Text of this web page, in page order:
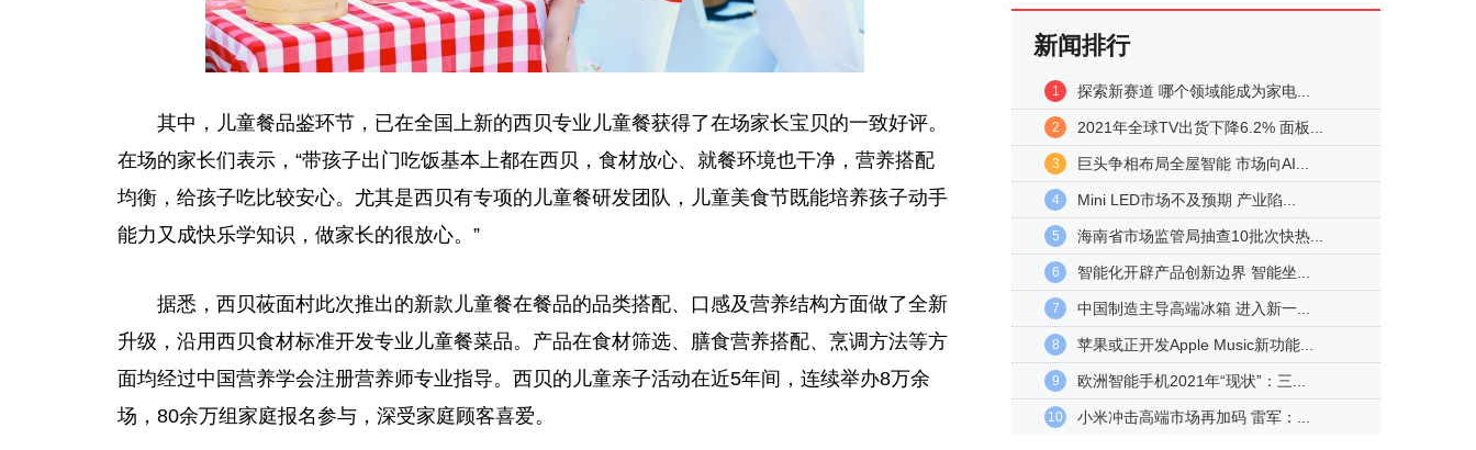
其中，儿童餐品鉴环节，已在全国上新的西贝专业儿童餐获得了在场家长宝贝的一致好评。
在场的家长们表示，“带孩子出门吃饭基本上都在西贝，食材放心、就餐环境也干净，营养搭配
均衡，给孩子吃比较安心。尤其是西贝有专项的儿童餐研发团队，儿童美食节既能培养孩子动手
能力又成快乐学知识，做家长的很放心。”
据悉，西贝莜面村此次推出的新款儿童餐在餐品的品类搭配、口感及营养结构方面做了全新
升级，沿用西贝食材标准开发专业儿童餐菜品。产品在食材筛选、膳食营养搭配、烹调方法等方
面均经过中国营养学会注册营养师专业指导。西贝的儿童亲子活动在近5年间，连续举办8万余
场，80余万组家庭报名参与，深受家庭顾客喜爱。
新闻排行
1 探索新赛道 哪个领域能成为家电...
2 2021年全球TV出货下降6.2% 面板...
3 巨头争相布局全屋智能 市场向AI...
4 Mini LED市场不及预期 产业陷...
5 海南省市场监管局抽查10批次快热...
6 智能化开辟产品创新边界 智能坐...
7 中国制造主导高端冰箱 进入新一...
8 苹果或正开发Apple Music新功能...
9 欧洲智能手机2021年“现状”：三...
10 小米冲击高端市场再加码 雷军：...